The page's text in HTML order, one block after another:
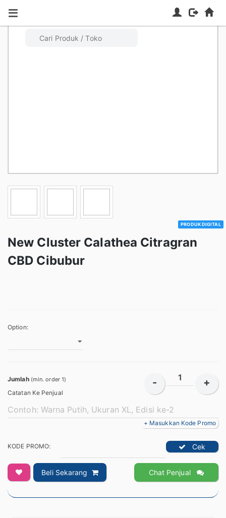
New Cluster Calathea Citragran
CBD Cibubur
PRODUK DIGITAL
Option:
Jumlah (min. order 1) - +
Catatan Ke Penjual
+ Masukkan Kode Promo
KODE PROMO: Cek
Beli Sekarang Chat Penjual